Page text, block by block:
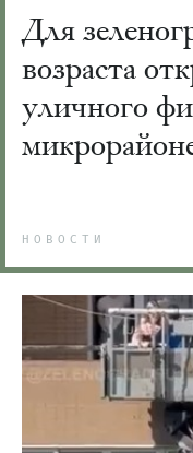
Для
возраста
уличного
НОВОСТИ